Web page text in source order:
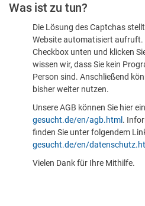
sind
Was ist zu tun?
Die Lösung des Captchas
Website automatisiert aufruft.
Checkbox unten und klicken
wissen wir, dass Sie kein
Person sind. Anschließend
bisher weiter nutzen.
Unsere AGB können Sie hier
gesucht.de/en/agb.html .
finden Sie unter folgendem
gesucht.de/en/
Vielen Dank für Ihre Mithilfe.